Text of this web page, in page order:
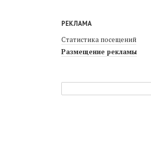
РЕКЛАМА
Статистика посещений
Размещение рекламы